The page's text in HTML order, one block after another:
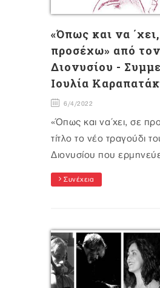
«Όπως και να
προσέχω» από
Διονυσίου -
Ιουλία
6/4/2022
«Όπως και να΄χει, σε
τίτλο το νέο τραγούδι
Διονυσίου που
Συνέχεια